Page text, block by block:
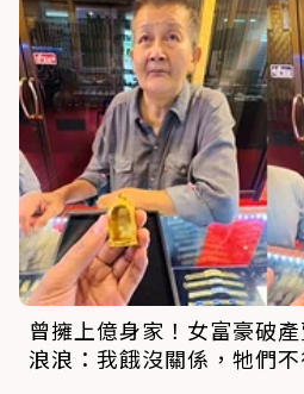
曾擁上億身家！女富豪破
浪浪：我餓沒關係，牠們